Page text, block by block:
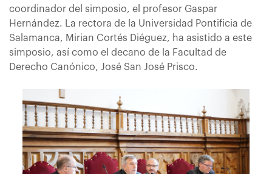
coordinador del simposio, el profesor Gaspar
Hernández. La rectora de la Universidad Pontificia de
Salamanca, Mirian Cortés Diéguez, ha asistido a este
simposio, así como el decano de la Facultad de
Derecho Canónico, José San José Prisco.